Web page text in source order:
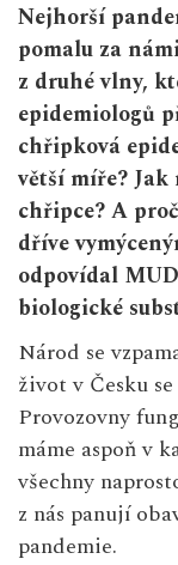
Nejhorší
pomalu za
z druhé vlny,
epidemiologů
chřipková
větší míře?
chřipce? A
dříve
odpovídal
biologické
Národ se
život v Česku
Provozovny
máme aspoň v
všechny
z nás panují
pandemie.